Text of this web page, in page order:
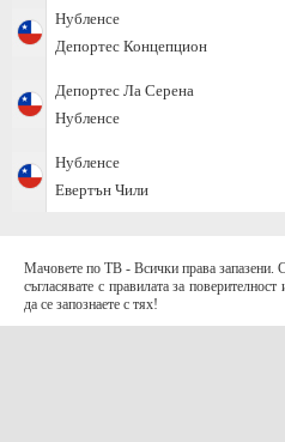
Нубленсе
Депортес Концепцион
Депортес Ла Серена
Нубленсе
Нубленсе
Евертън Чили
Мачовете по ТВ - Всички права запазени.
съгласявате с правилата за
да се запознаете с тях!